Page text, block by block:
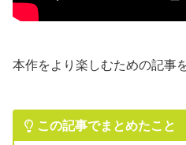
本作をより楽しむための記事
この記事でまとめたこと